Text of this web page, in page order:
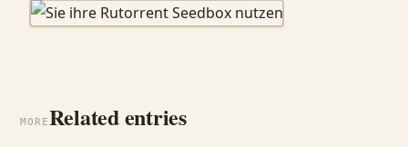
MORERelated entries